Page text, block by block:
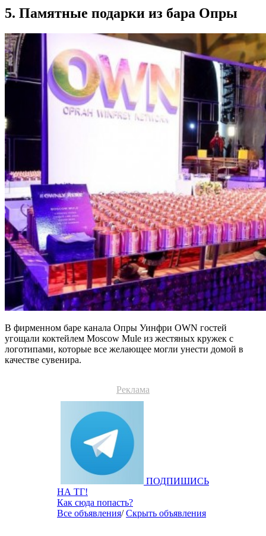
5. Памятные подарки из бара Опры
В фирменном баре канала Опры Уинфри OWN гостей
угощали коктейлем Moscow Mule из жестяных кружек с
логотипами, которые все желающее могли унести домой в
качестве сувенира.
Реклама
ПОДПИШИСЬ
НА ТГ!
Как сюда попасть?
Все объявления/Скрыть объявления